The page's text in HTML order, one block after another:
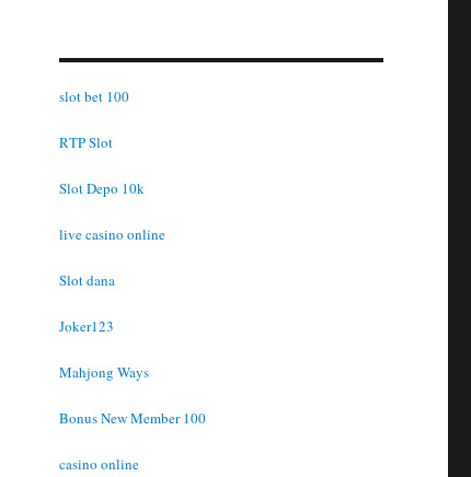
slot bet 100
RTP Slot
Slot Depo 10k
live casino online
Slot dana
Joker123
Mahjong Ways
Bonus New Member 100
casino online